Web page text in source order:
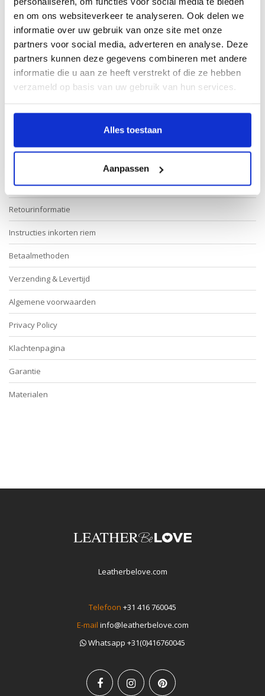
en om ons websiteverkeer te analyseren. Ook delen we
informatie over uw gebruik van onze site met onze
partners voor social media, adverteren en analyse. Deze
partners kunnen deze gegevens combineren met andere
informatie die u aan ze heeft verstrekt of die ze hebben
verzameld op basis van uw gebruik van hun services.
Alles toestaan
Aanpassen
* Verplichte velden
Verstuur
Maatinformatie Leatherbelove
Retourinformatie
Instructies inkorten riem
Betaalmethoden
Verzending & Levertijd
Algemene voorwaarden
Privacy Policy
Klachtenpagina
Garantie
Materialen
Leatherbelove.com
Telefoon +31 416 760045
E-mail info@leatherbelove.com
Whatsapp +31(0)416760045